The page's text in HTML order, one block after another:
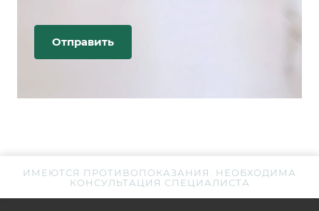
ИМЕЮТСЯ ПРОТИВОПОКАЗАНИЯ. НЕОБХОДИМА
КОНСУЛЬТАЦИЯ СПЕЦИАЛИСТА